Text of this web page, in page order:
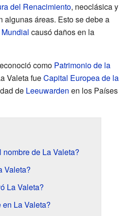
del Renacimiento, neoclásica y
algunas áreas. Esto se debe a
causó daños en la
como Patrimonio de la
Valeta fueCapital Europea de la
de Leeuwarden en los Países
de La Valeta?
Valeta?
La Valeta?
La Valeta?